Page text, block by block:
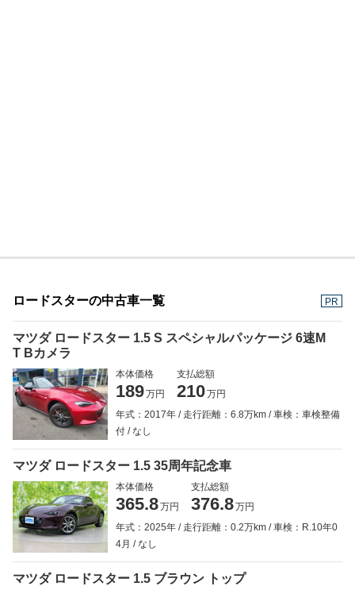
ロードスターの中古車一覧 PR
マツダ ロードスター 1.5 S スペシャルパッケージ 6速M
T Bカメラ
本体価格
189万円
支払総額
210万円
年式：2017年
走行距離：6.8万km
車検：車検整備
付
なし
マツダ ロードスター 1.5 35周年記念車
本体価格
365.8万円
支払総額
376.8万円
年式：2025年
走行距離：0.2万km
車検：R.10年0
4月
なし
マツダ ロードスター 1.5 ブラウン トップ